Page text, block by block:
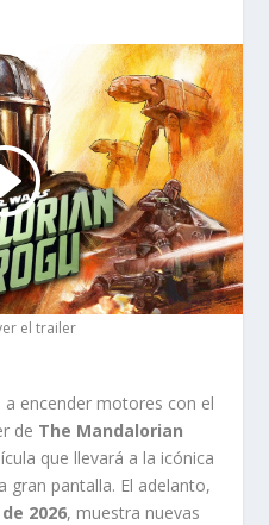
el trailer
a encender motores con el
de The Mandalorian
que llevará a la icónica
gran pantalla. El adelanto,
2026, muestra nuevas